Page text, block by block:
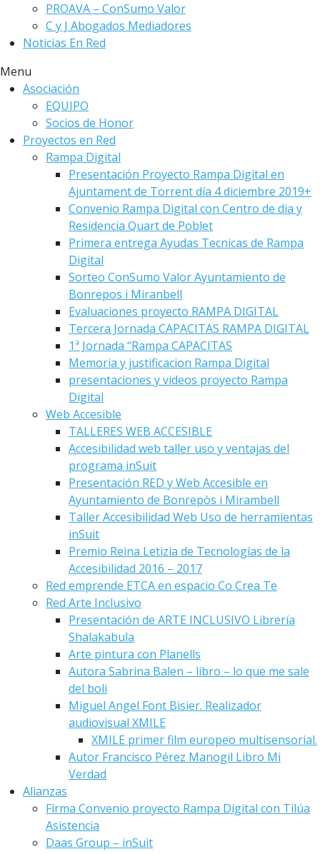
PROAVA – ConSumo Valor
C y J Abogados Mediadores
Noticias En Red
Menu
Asociación
EQUIPO
Socios de Honor
Proyectos en Red
Rampa Digital
Presentación Proyecto Rampa Digital en
Ajuntament de Torrent día 4 diciembre 2019+
Convenio Rampa Digital con Centro de dia y
Residencia Quart de Poblet
Primera entrega Ayudas Tecnicas de Rampa
Digital
Sorteo ConSumo Valor Ayuntamiento de
Bonrepos i Miranbell
Evaluaciones proyecto RAMPA DIGITAL
Tercera Jornada CAPACITAS RAMPA DIGITAL
1ª Jornada “Rampa CAPACITAS
Memoria y justificacion Rampa Digital
presentaciones y videos proyecto Rampa
Digital
Web Accesible
TALLERES WEB ACCESIBLE
Accesibilidad web taller uso y ventajas del
programa inSuit
Presentación RED y Web Accesible en
Ayuntamiento de Bonrepòs i Mirambell
Taller Accesibilidad Web Uso de herramientas
inSuit
Premio Reina Letizia de Tecnologías de la
Accesibilidad 2016 – 2017
Red emprende ETCA en espacio Co Crea Te
Red Arte Inclusivo
Presentación de ARTE INCLUSIVO Librería
Shalakabula
Arte pintura con Planells
Autora Sabrina Balen – libro – lo que me sale
del boli
Miguel Angel Font Bisier. Realizador
audiovisual XMILE
XMILE primer film europeo multisensorial.
Autor Francisco Pérez Manogil Libro Mi
Verdad
Alianzas
Firma Convenio proyecto Rampa Digital con Tilúa
Asistencia
Daas Group – inSuit